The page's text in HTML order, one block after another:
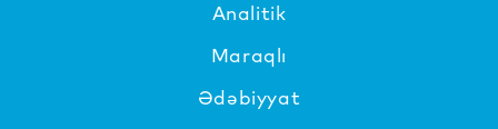
Analitik
Maraqlı
Ədəbiyyat